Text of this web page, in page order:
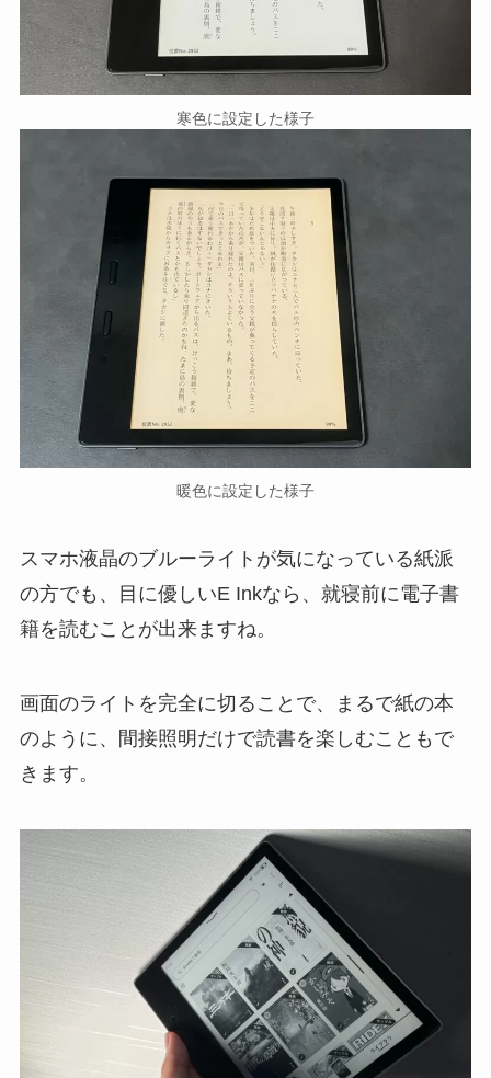
寒色に設定した様子
暖色に設定した様子
スマホ液晶のブルーライトが気になっている紙派
の方でも、目に優しいE Inkなら、就寝前に電子書
籍を読むことが出来ますね。
画面のライトを完全に切ることで、まるで紙の本
のように、間接照明だけで読書を楽しむこともで
きます。